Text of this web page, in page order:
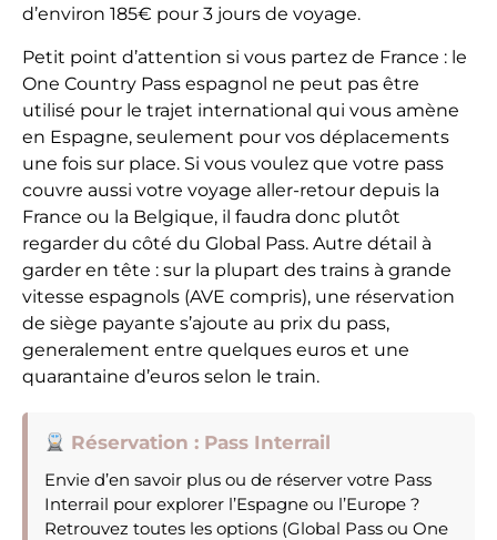
d’environ 185€ pour 3 jours de voyage.
Petit point d’attention si vous partez de France : le
One Country Pass espagnol ne peut pas être
utilisé pour le trajet international qui vous amène
en Espagne, seulement pour vos déplacements
une fois sur place. Si vous voulez que votre pass
couvre aussi votre voyage aller-retour depuis la
France ou la Belgique, il faudra donc plutôt
regarder du côté du Global Pass. Autre détail à
garder en tête : sur la plupart des trains à grande
vitesse espagnols (AVE compris), une réservation
de siège payante s’ajoute au prix du pass,
generalement entre quelques euros et une
quarantaine d’euros selon le train.
Réservation : Pass Interrail
Envie d’en savoir plus ou de réserver votre Pass
Interrail pour explorer l’Espagne ou l’Europe ?
Retrouvez toutes les options (Global Pass ou One